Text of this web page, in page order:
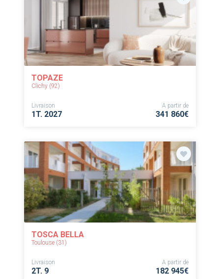
TOPAZE
Clichy (92)
Livraison
1T. 2027
A partir de
341 860€
TOSCA BELLA
Toulouse (31)
Livraison
2T. 9
A partir de
182 945€